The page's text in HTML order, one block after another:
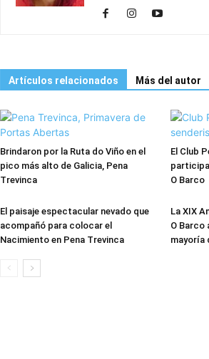
Artículos relacionados Más del autor
Brindaron por la Ruta do Viño en el
pico más alto de Galicia, Pena
Trevinca
El Club
O Barco
El paisaje espectacular nevado que
acompañó para colocar el
Nacimiento en Pena Trevinca
La XIX
O Barco
mayoría